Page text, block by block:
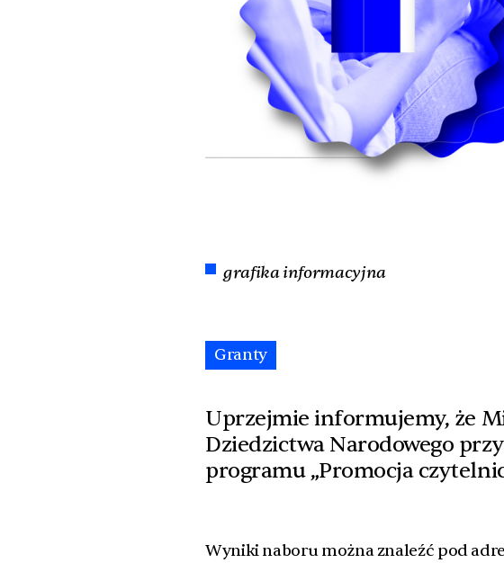
grafika informacyjna
Granty
Uprzejmie informujemy, że
Dziedzictwa Narodowego
programu „Promocja
Wyniki naboru można znaleźć pod